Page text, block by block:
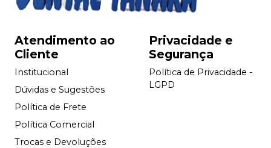
Atendimento ao
Cliente
Institucional
Dúvidas e Sugestões
Política de Frete
Política Comercial
Trocas e Devoluções
Privacidade e
Segurança
Política de Privacidade -
LGPD